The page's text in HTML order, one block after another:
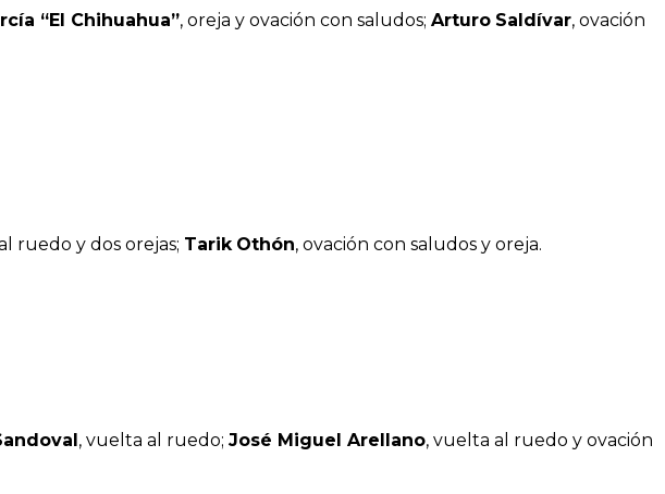
“El Chihuahua”, oreja y ovación con saludos; Arturo Saldívar, ovación
ruedo y dos orejas; Tarik Othón, ovación con saludos y oreja.
, vuelta al ruedo; José Miguel Arellano, vuelta al ruedo y ovación